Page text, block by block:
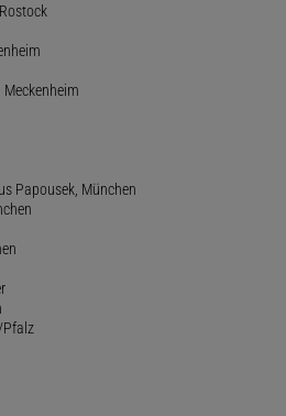
Papousek, München
Pfalz